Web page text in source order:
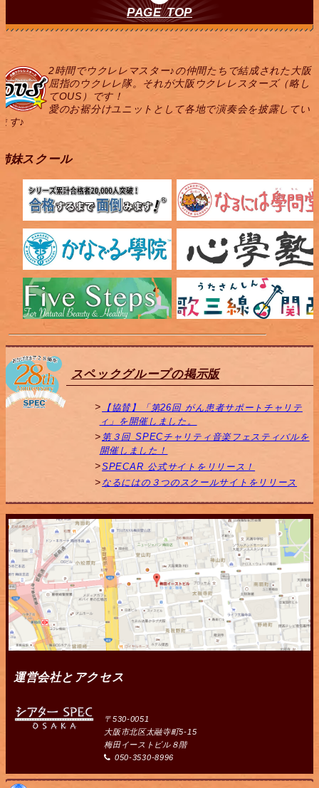
PAGE TOP
2時間でウクレレマスター♪の仲間たちで結成された大阪
屈指のウクレレ隊。それが大阪ウクレレスターズ（略し
てOUS）です！
愛のお裾分けユニットとして各地で演奏会を披露してい
す♪
妹スクール
スペックグループの掲示版
【協賛】「第26回 がん患者サポートチャリテ
ィ」を開催しました。
第３回 SPECチャリティ音楽フェスティバルを
開催しました！
SPECAR 公式サイトをリリース！
なるにはの３つのスクールサイトをリリース
運営会社とアクセス
〒530-0051
大阪市北区太融寺町5-15
梅田イーストビル８階
050-3530-8996